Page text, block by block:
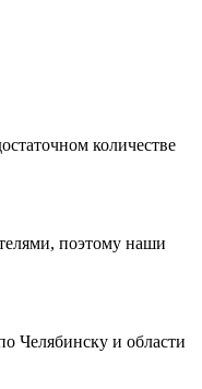
количестве
поэтому наши
Челябинску и области